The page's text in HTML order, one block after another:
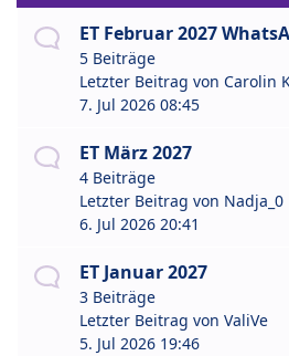
ET Februar 2027
5 Beiträge
Letzter Beitrag von Carolin
7. Jul 2026 08:45
ET März 2027
4 Beiträge
Letzter Beitrag von Nadja_0
6. Jul 2026 20:41
ET Januar 2027
3 Beiträge
Letzter Beitrag von ValiVe
5. Jul 2026 19:46